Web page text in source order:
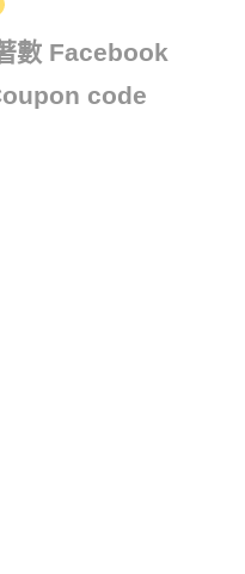
數 Facebook
code